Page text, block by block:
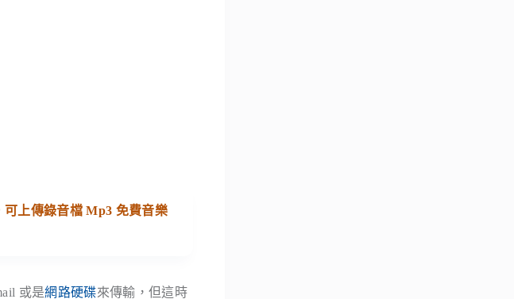
可上傳錄音檔 Mp3 免費音樂
或是網路硬碟來傳輸，但這時